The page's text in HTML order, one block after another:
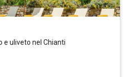
e uliveto nel Chianti